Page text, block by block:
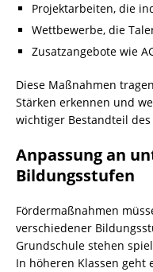
Projektarbeiten, die
Wettbewerbe, die
Zusatzangebote wie
Diese Maßnahmen
Stärken erkennen und
wichtiger Bestandteil
Anpassung an
Bildungsstufen
Fördermaßnahmen
verschiedener
Grundschule stehen
In höheren Klassen